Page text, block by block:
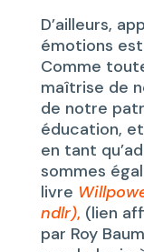
D’ailleurs,
émotions
Comme
maîtrise de
de notre
éducation,
en tant
sommes
livre
ndlr), (lien
par Roy